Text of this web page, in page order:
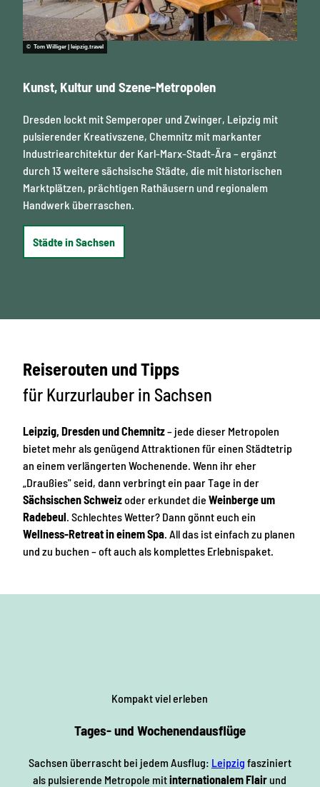
© Tom Williger | leipzig.travel
Kunst, Kultur und Szene-Metropolen
Dresden lockt mit Semperoper und Zwinger, Leipzig mit
pulsierender Kreativszene, Chemnitz mit markanter
Industriearchitektur der Karl-Marx-Stadt-Ära – ergänzt
durch 13 weitere sächsische Städte, die mit historischen
Marktplätzen, prächtigen Rathäusern und regionalem
Handwerk überraschen.
Städte in Sachsen
Reiserouten und Tipps
für Kurzurlauber in Sachsen
Leipzig, Dresden und Chemnitz– jede dieser Metropolen
bietet mehr als genügend Attraktionen für einen Städtetrip
an einem verlängerten Wochenende. Wenn ihr eher
„Draußies" seid, dann verbringt ein paar Tage in der
Sächsischen Schweizoder erkundet die Weinberge um
Radebeul . Schlechtes Wetter? Dann gönnt euch ein
Wellness-Retreat in einem Spa . All das ist einfach zu planen
und zu buchen – oft auch als komplettes Erlebnispaket.
Kompakt viel erleben
Tages- und Wochenendausflüge
Sachsen überrascht bei jedem Ausflug: Leipzig fasziniert
als pulsierende Metropole mitinternationalem Flair und